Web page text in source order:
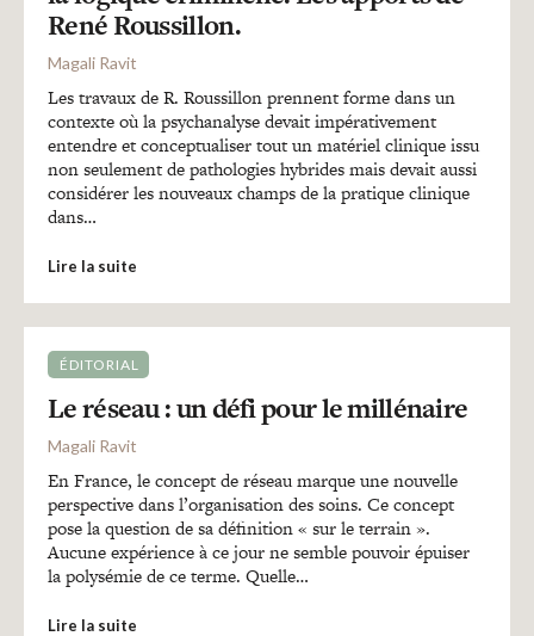
René Roussillon.
Magali Ravit
Les travaux de R. Roussillon prennent forme dans un
contexte où la psychanalyse devait impérativement
entendre et conceptualiser tout un matériel clinique issu
non seulement de pathologies hybrides mais devait aussi
considérer les nouveaux champs de la pratique clinique
dans…
Lire la suite
ÉDITORIAL
Le réseau : un défi pour le millénaire
Magali Ravit
En France, le concept de réseau marque une nouvelle
perspective dans l’organisation des soins. Ce concept
pose la question de sa définition « sur le terrain ».
Aucune expérience à ce jour ne semble pouvoir épuiser
la polysémie de ce terme. Quelle…
Lire la suite